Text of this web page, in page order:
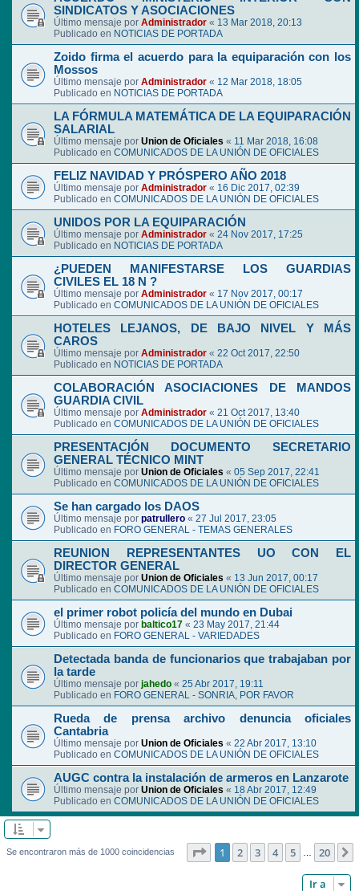
SINDICATOS Y ASOCIACIONES
Último mensaje por Administrador « 13 Mar 2018, 20:13
Publicado en NOTICIAS DE PORTADA
Zoido firma el acuerdo para la equiparación con los
Mossos
Último mensaje por Administrador « 12 Mar 2018, 18:05
Publicado en NOTICIAS DE PORTADA
LA FÓRMULA MATEMÁTICA DE LA EQUIPARACIÓN
SALARIAL
Último mensaje por Union de Oficiales « 11 Mar 2018, 16:08
Publicado en COMUNICADOS DE LA UNIÓN DE OFICIALES
FELIZ NAVIDAD Y PRÓSPERO AÑO 2018
Último mensaje por Administrador « 16 Dic 2017, 02:39
Publicado en COMUNICADOS DE LA UNIÓN DE OFICIALES
UNIDOS POR LA EQUIPARACIÓN
Último mensaje por Administrador « 24 Nov 2017, 17:25
Publicado en NOTICIAS DE PORTADA
¿PUEDEN MANIFESTARSE LOS GUARDIAS
CIVILES EL 18 N ?
Último mensaje por Administrador « 17 Nov 2017, 00:17
Publicado en COMUNICADOS DE LA UNIÓN DE OFICIALES
HOTELES LEJANOS, DE BAJO NIVEL Y MÁS
CAROS
Último mensaje por Administrador « 22 Oct 2017, 22:50
Publicado en NOTICIAS DE PORTADA
COLABORACIÓN ASOCIACIONES DE MANDOS
GUARDIA CIVIL
Último mensaje por Administrador « 21 Oct 2017, 13:40
Publicado en COMUNICADOS DE LA UNIÓN DE OFICIALES
PRESENTACIÓN DOCUMENTO SECRETARIO
GENERAL TÉCNICO MINT
Último mensaje por Union de Oficiales « 05 Sep 2017, 22:41
Publicado en COMUNICADOS DE LA UNIÓN DE OFICIALES
Se han cargado los DAOS
Último mensaje por patrullero « 27 Jul 2017, 23:05
Publicado en FORO GENERAL - TEMAS GENERALES
REUNION REPRESENTANTES UO CON EL
DIRECTOR GENERAL
Último mensaje por Union de Oficiales « 13 Jun 2017, 00:17
Publicado en COMUNICADOS DE LA UNIÓN DE OFICIALES
el primer robot policía del mundo en Dubai
Último mensaje por baltico17 « 23 May 2017, 21:44
Publicado en FORO GENERAL - VARIEDADES
Detectada banda de funcionarios que trabajaban por
la tarde
Último mensaje por jahedo « 25 Abr 2017, 19:11
Publicado en FORO GENERAL - SONRIA, POR FAVOR
Rueda de prensa archivo denuncia oficiales
Cantabria
Último mensaje por Union de Oficiales « 22 Abr 2017, 13:10
Publicado en COMUNICADOS DE LA UNIÓN DE OFICIALES
AUGC contra la instalación de armeros en Lanzarote
Último mensaje por Union de Oficiales « 18 Abr 2017, 12:49
Publicado en COMUNICADOS DE LA UNIÓN DE OFICIALES
Se encontraron más de 1000 coincidencias Página de 20
1 2 3 4 5 … 20
Ir a